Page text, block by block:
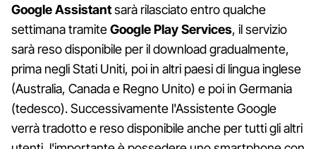
Google Assistantsarà rilasciato entro qualche
settimana tramiteGoogle Play Services, il servizio
sarà reso disponibile per il download gradualmente,
prima negli Stati Uniti, poi in altri paesi di lingua inglese
(Australia, Canada e Regno Unito) e poi in Germania
(tedesco). Successivamente l'Assistente Google
verrà tradotto e reso disponibile anche per tutti gli altri